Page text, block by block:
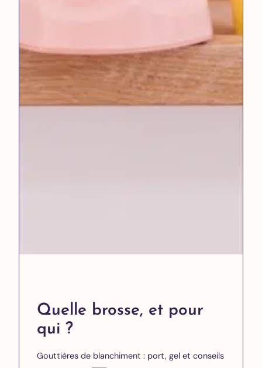
Quelle brosse, et pour
qui ?
Gouttières de blanchiment : port, gel et conseils